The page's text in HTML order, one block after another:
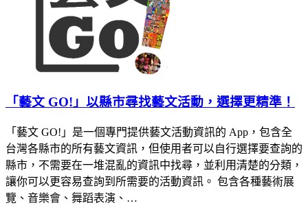
「藝文 GO!」以縣市尋找藝文活動，選擇更精準！
「藝文 GO!」是一個專門提供藝文活動資訊的 App，包含全
台灣各縣市的所有藝文資訊，但使用者可以自行選擇要查詢的
縣市，不需要在一堆混亂的資訊中找尋，並利用清楚的分類，
讓你可以更容易查詢到所需要的活動資訊。 包含各種藝術展
覽、音樂會、舞蹈表演、…